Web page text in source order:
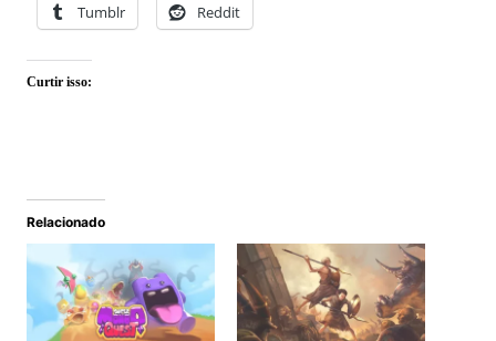
Tumblr Reddit
Curtir isso:
Relacionado